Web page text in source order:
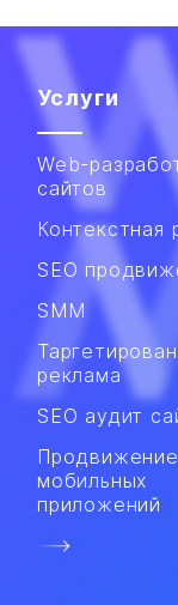
Услуги
Web-
сайтов
Контекстная
SEO
SMM​
реклама
SEO аудит
Продвижение
мобильных
приложений​